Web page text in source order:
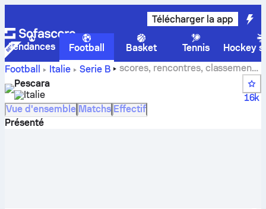
Télécharger la app
Tendances Football Basket Tennis
Hockey
Football
Italie Serie B
scores, rencontres, classements
et statistiques des joueurs de Delfino Pescara 1936
Pescara
Italie
16k
Vue d'ensemble Matchs Effectif
Présenté